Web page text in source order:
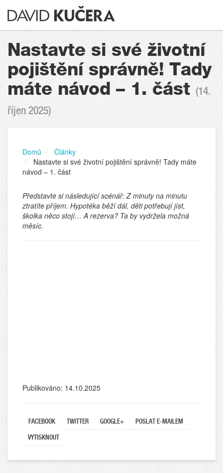
Nastavte si své životní
pojištění správně! Tady
máte návod – 1. část (14.
říjen 2025)
Domů
Články
Nastavte si své životní pojištění správně! Tady máte
návod – 1. část
Představte si následující scénář: Z minuty na minutu
ztratíte příjem. Hypotéka běží dál, děti potřebují jíst,
školka něco stojí… A rezerva? Ta by vydržela možná
měsíc.
Publikováno: 14.10.2025
FACEBOOK TWITTER GOOGLE+
POSLAT E-MAILEM
VYTISKNOUT